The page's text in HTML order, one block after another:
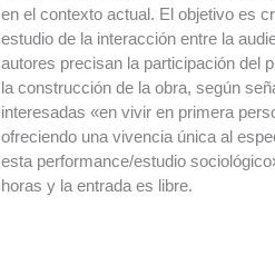
en el contexto actual. El objetivo es
estudio de la interacción entre la
autores precisan la participación del
la construcción de la obra, según
interesadas «en vivir en primera
ofreciendo una vivencia única al
esta performance/estudio
horas y la entrada es libre.